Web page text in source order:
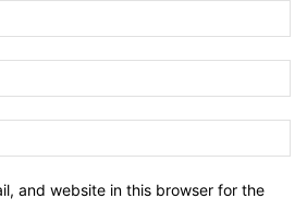
and website in this browser for the